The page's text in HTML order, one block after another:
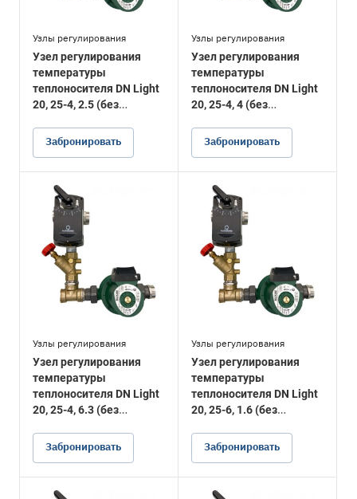
Узлы регулирования
Узел регулирования
температуры
теплоносителя DN Light
20, 25-4, 2.5 (без
Забронировать
Узлы регулирования
Узел регулирования
температуры
теплоносителя DN Light
20, 25-4, 4 (без
Забронировать
Узлы регулирования
Узел регулирования
температуры
теплоносителя DN Light
20, 25-4, 6.3 (без
Забронировать
Узлы регулирования
Узел регулирования
температуры
теплоносителя DN Light
20, 25-6, 1.6 (без
Забронировать